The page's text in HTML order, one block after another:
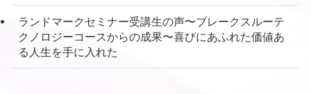
ランドマークセミナー受講生の声〜ブレークスルーテ
クノロジーコースからの成果〜喜びにあふれた価値あ
る人生を手に入れた